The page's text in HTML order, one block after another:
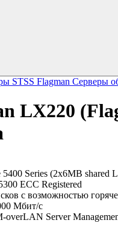
STSS Flagman Серверы
LX220
Series (2x6MB shared
ECC Registered
с возможностью
Мбит/с
Server